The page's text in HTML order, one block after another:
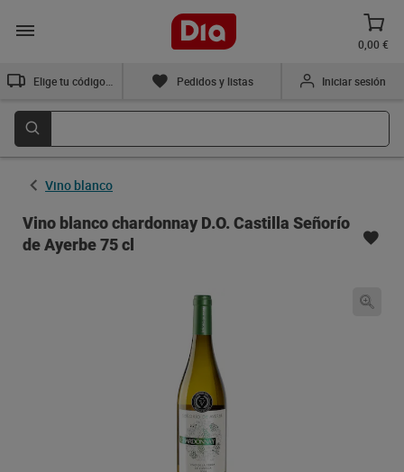
0,00 €
Pedidos y listas Iniciar sesión
Vino blanco
Vino blanco chardonnay D.O. Castilla Señorío
de Ayerbe 75 cl